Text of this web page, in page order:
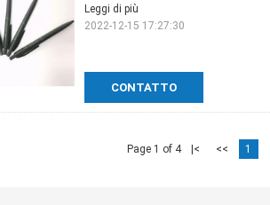
CONTATTO
Leggi di più
2022-12-15 17:27:30
Page 1 of 4 |< << 1